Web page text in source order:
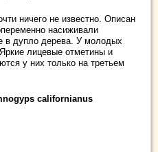
ничего не известно. Описан
насиживали
в дупло дерева. У молодых
лицевые отметины и
у них только на третьем
californianus